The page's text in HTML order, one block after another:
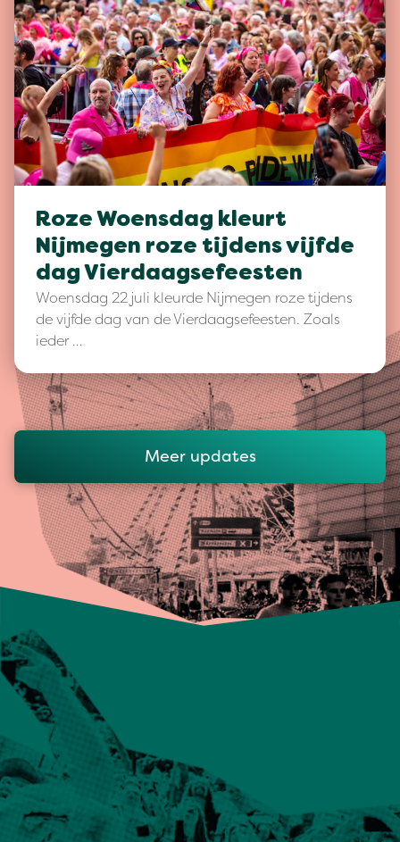
Roze Woensdag kleurt
Nijmegen roze tijdens vijfde
dag Vierdaagsefeesten
Woensdag 22 juli kleurde Nijmegen roze tijdens
de vijfde dag van de Vierdaagsefeesten. Zoals
ieder …
Meer updates